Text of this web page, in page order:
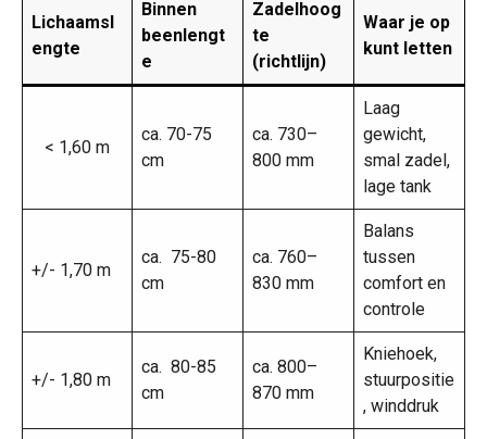
Lichaamsl
engte
Binnen
beenlengt
e
Zadelhoog
te
(richtlijn)
Waar je op
kunt letten
< 1,60 m
ca. 70-75
cm
ca. 730–
800 mm
Laag
gewicht,
smal zadel,
lage tank
+/- 1,70 m
ca. 75-80
cm
ca. 760–
830 mm
Balans
tussen
comfort en
controle
+/- 1,80 m
ca. 80-85
cm
ca. 800–
870 mm
Kniehoek,
stuurpositie
, winddruk